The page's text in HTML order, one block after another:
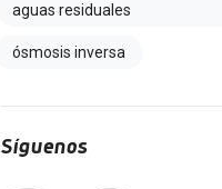
aguas residuales
ósmosis inversa
Síguenos